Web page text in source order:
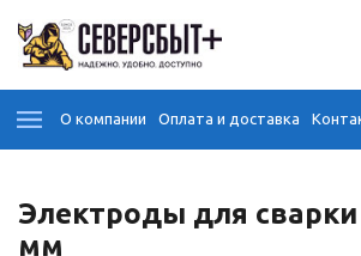
О компании Оплата и доставка
Электроды для
мм